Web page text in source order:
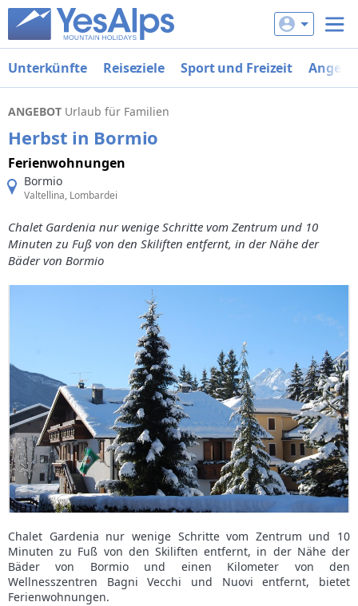
Unterkünfte Reiseziele Sport und Freizeit
ANGEBOT Urlaub für Familien
Herbst in Bormio
Ferienwohnungen
Bormio
Valtellina, Lombardei
Chalet Gardenia nur wenige Schritte vom Zentrum und 10
Minuten zu Fuß von den Skiliften entfernt, in der Nähe der
Bäder von Bormio
Chalet Gardenia nur wenige Schritte vom Zentrum und 10
Minuten zu Fuß von den Skiliften entfernt, in der Nähe der
Bäder von Bormio und einen Kilometer von den
Wellnesszentren Bagni Vecchi und Nuovi entfernt, bietet
Ferienwohnungen.